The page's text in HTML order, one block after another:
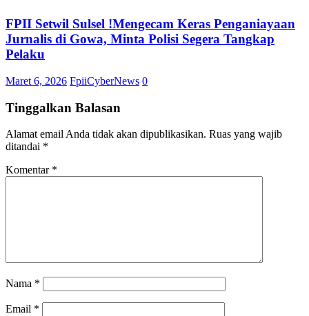
FPII Setwil Sulsel !Mengecam Keras Penganiayaan
Jurnalis di Gowa, Minta Polisi Segera Tangkap
Pelaku
Maret 6, 2026 FpiiCyberNews 0
Tinggalkan Balasan
Alamat email Anda tidak akan dipublikasikan. Ruas yang wajib
ditandai *
Komentar *
Nama *
Email *